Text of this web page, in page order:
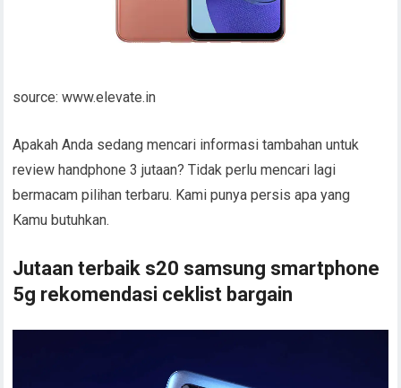
source: www.elevate.in
Apakah Anda sedang mencari informasi tambahan untuk
review handphone 3 jutaan? Tidak perlu mencari lagi
bermacam pilihan terbaru. Kami punya persis apa yang
Kamu butuhkan.
Jutaan terbaik s20 samsung smartphone
5g rekomendasi ceklist bargain